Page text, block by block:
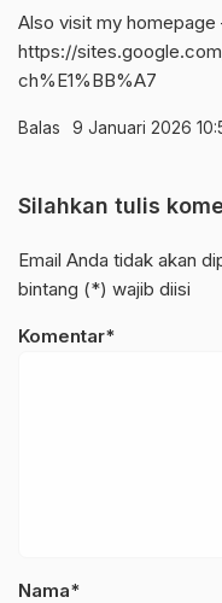
Also visit my homepage
https://
ch%E1%BB%A7
Balas 9 Januari 2026
Silahkan tulis
Email Anda tidak akan
bintang (*) wajib diisi
Komentar*
Nama*